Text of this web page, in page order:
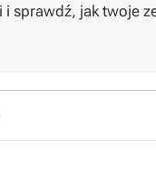
i sprawdź, jak twoje